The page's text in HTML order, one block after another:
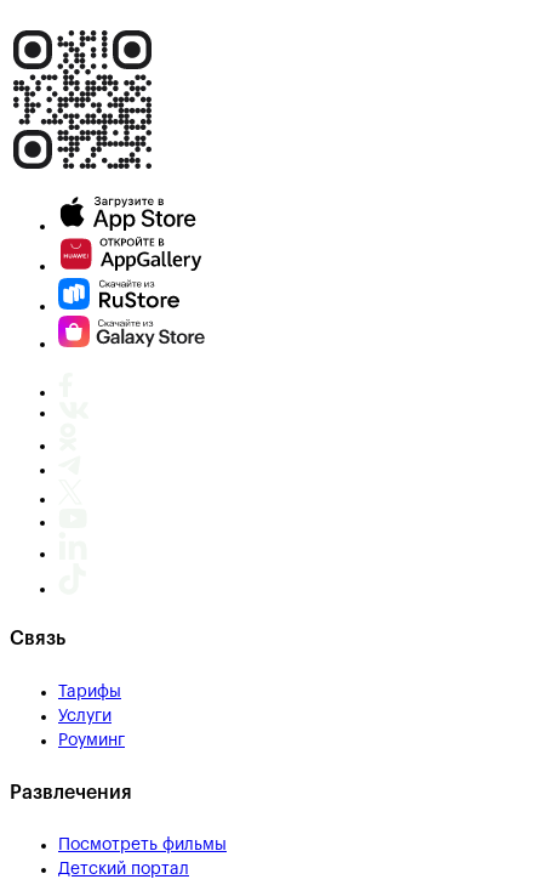
Связь
Тарифы
Услуги
Роуминг
Развлечения
Посмотреть фильмы
Детский портал